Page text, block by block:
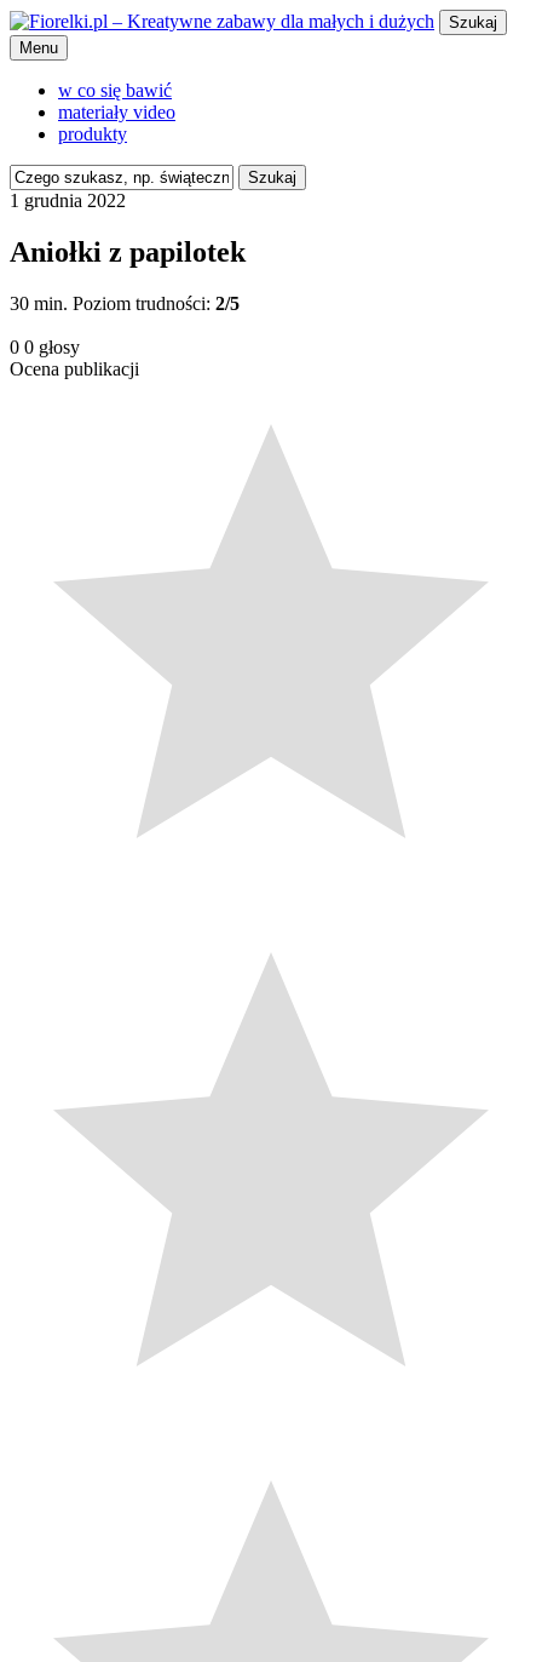
Szukaj
Menu
w co się bawić
materiały video
produkty
Szukaj
1 grudnia 2022
Aniołki z papilotek
30 min. Poziom trudności: 2/5
0 0 głosy
Ocena publikacji